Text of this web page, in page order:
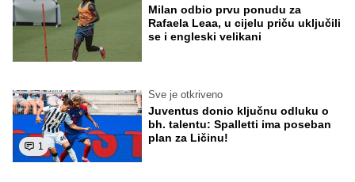
Milan odbio prvu ponudu za
Rafaela Leaa, u cijelu priču uključili
se i engleski velikani
1
Sve je otkriveno
Juventus donio ključnu odluku o
bh. talentu: Spalletti ima poseban
plan za Ličinu!